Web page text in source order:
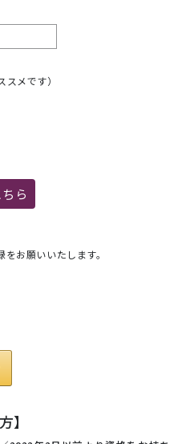
スメです）
ら
お願いいたします。
】